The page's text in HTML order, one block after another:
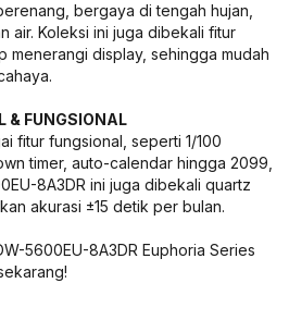
bergaya di tengah hujan,
air. Koleksi ini juga dibekali fitur
menerangi display, sehingga mudah
& FUNGSIONAL
fitur fungsional, seperti 1/100
timer, auto-calendar hingga 2099,
8A3DR ini juga dibekali quartz
akurasi ±15 detik per bulan.
5600EU-8A3DR Euphoria Series